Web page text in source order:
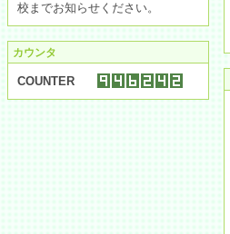
校までお知らせください。
カウンタ
COUNTER